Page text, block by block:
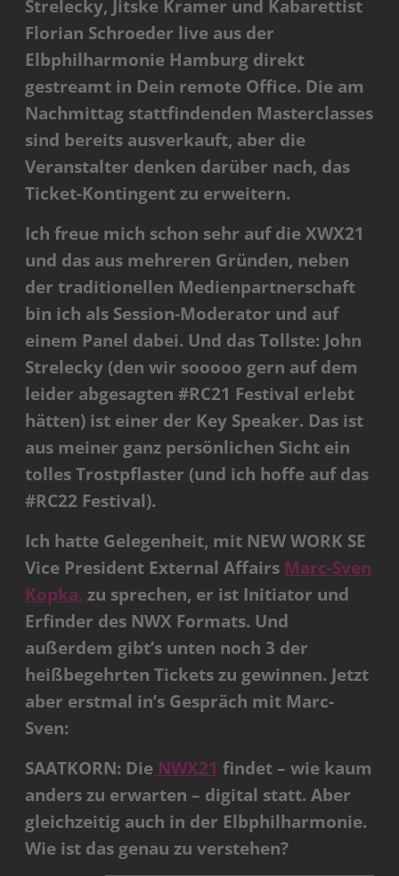
Strelecky, Jitske Kramer und Kabarettist
Florian Schroeder live aus der
Elbphilharmonie Hamburg direkt
gestreamt in Dein remote Office. Die am
Nachmittag stattfindenden Masterclasses
sind bereits ausverkauft, aber die
Veranstalter denken darüber nach, das
Ticket-Kontingent zu erweitern.
Ich freue mich schon sehr auf die XWX21
und das aus mehreren Gründen, neben
der traditionellen Medienpartnerschaft
bin ich als Session-Moderator und auf
einem Panel dabei. Und das Tollste: John
Strelecky (den wir sooooo gern auf dem
leider abgesagten #RC21 Festival erlebt
hätten) ist einer der Key Speaker. Das ist
aus meiner ganz persönlichen Sicht ein
tolles Trostpflaster (und ich hoffe auf das
#RC22 Festival).
Ich hatte Gelegenheit, mit NEW WORK SE
Vice President External Affairs Marc-Sven
Kopka,zu sprechen, er ist Initiator und
Erfinder des NWX Formats. Und
außerdem gibt’s unten noch 3 der
heißbegehrten Tickets zu gewinnen. Jetzt
aber erstmal in’s Gespräch mit Marc-
Sven:
SAATKORN: Die NWX21 findet – wie kaum
anders zu erwarten – digital statt. Aber
gleichzeitig auch in der Elbphilharmonie.
Wie ist das genau zu verstehen?